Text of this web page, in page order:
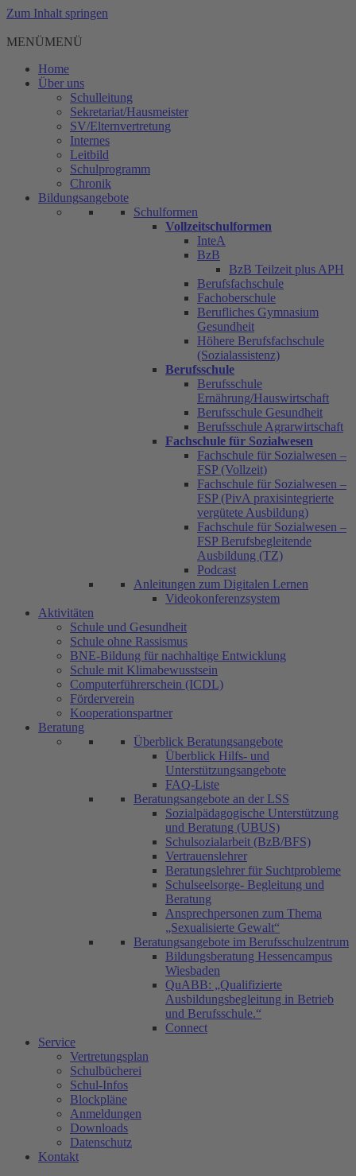
Zum Inhalt springen
MENÜMENÜ
Home
Über uns
Schulleitung
Sekretariat/Hausmeister
SV/Elternvertretung
Internes
Leitbild
Schulprogramm
Chronik
Bildungsangebote
Schulformen
Vollzeitschulformen
InteA
BzB
BzB Teilzeit plus APH
Berufsfachschule
Fachoberschule
Berufliches Gymnasium
Gesundheit
Höhere Berufsfachschule
(Sozialassistenz)
Berufsschule
Berufsschule
Ernährung/Hauswirtschaft
Berufsschule Gesundheit
Berufsschule Agrarwirtschaft
Fachschule für Sozialwesen
Fachschule für Sozialwesen –
FSP (Vollzeit)
Fachschule für Sozialwesen –
FSP (PivA praxisintegrierte
vergütete Ausbildung)
Fachschule für Sozialwesen –
FSP Berufsbegleitende
Ausbildung (TZ)
Podcast
Anleitungen zum Digitalen Lernen
Videokonferenzsystem
Aktivitäten
Schule und Gesundheit
Schule ohne Rassismus
BNE-Bildung für nachhaltige Entwicklung
Schule mit Klimabewusstsein
Computerführerschein (ICDL)
Förderverein
Kooperationspartner
Beratung
Überblick Beratungsangebote
Überblick Hilfs- und
Unterstützungsangebote
FAQ-Liste
Beratungsangebote an der LSS
Sozialpädagogische Unterstützung
und Beratung (UBUS)
Schulsozialarbeit (BzB/BFS)
Vertrauenslehrer
Beratungslehrer für Suchtprobleme
Schulseelsorge- Begleitung und
Beratung
Ansprechpersonen zum Thema
„Sexualisierte Gewalt“
Beratungsangebote im Berufsschulzentrum
Bildungsberatung Hessencampus
Wiesbaden
QuABB: „Qualifizierte
Ausbildungsbegleitung in Betrieb
und Berufsschule.“
Connect
Service
Vertretungsplan
Schulbücherei
Schul-Infos
Blockpläne
Anmeldungen
Downloads
Datenschutz
Kontakt